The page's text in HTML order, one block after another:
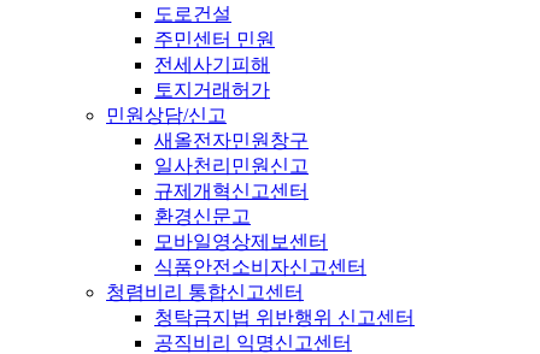
도로건설
주민센터 민원
전세사기피해
토지거래허가
민원상담/신고
새올전자민원창구
일사천리민원신고
규제개혁신고센터
환경신문고
모바일영상제보센터
식품안전소비자신고센터
청렴비리 통합신고센터
청탁금지법 위반행위 신고센터
공직비리 익명신고센터